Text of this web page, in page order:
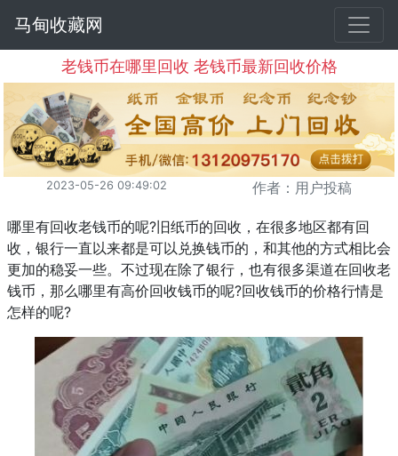
马甸收藏网
老钱币在哪里回收 老钱币最新回收价格
2023-05-26 09:49:02 作者：用户投稿
哪里有回收老钱币的呢?旧纸币的回收，在很多地区都有回
收，银行一直以来都是可以兑换钱币的，和其他的方式相比会
更加的稳妥一些。不过现在除了银行，也有很多渠道在回收老
钱币，那么哪里有高价回收钱币的呢?回收钱币的价格行情是
怎样的呢?